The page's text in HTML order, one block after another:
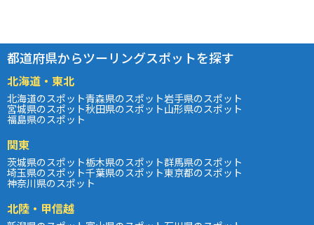
都道府県からツーリングスポットを探す
北海道・東北
北海道のスポット青森県のスポット岩手県のスポット
宮城県のスポット秋田県のスポット山形県のスポット
福島県のスポット
関東
茨城県のスポット栃木県のスポット群馬県のスポット
埼玉県のスポット千葉県のスポット東京都のスポット
神奈川県のスポット
北陸・甲信越